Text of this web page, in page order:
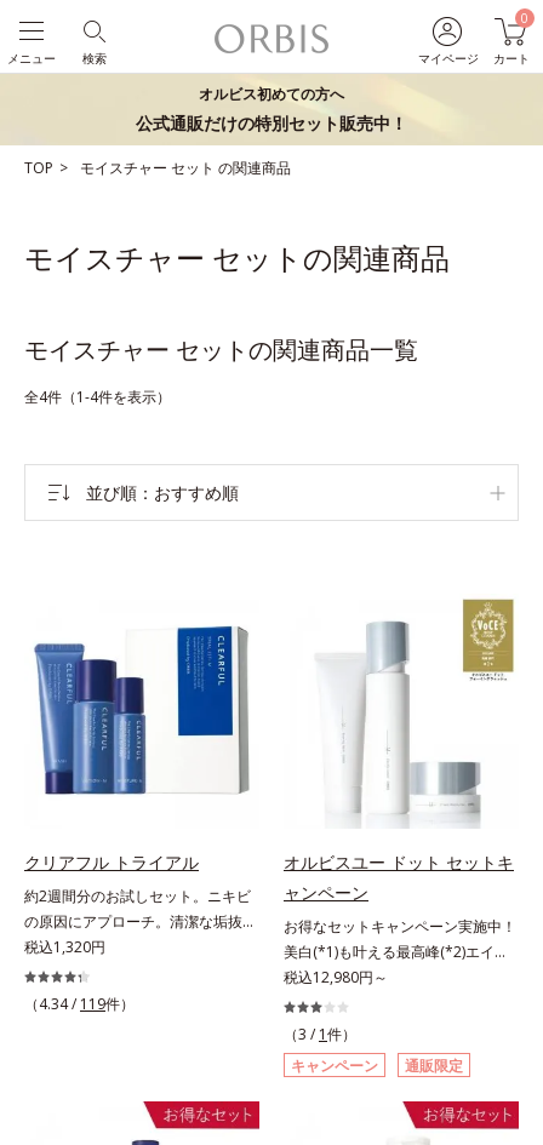
マイページ
0
カート
検索
メニュー
オルビス初めての方へ
公式通販だけの特別セット販売中！
TOP モイスチャー セット の関連商品
モイスチャー セットの関連商品
モイスチャー セットの関連商品一覧
全4件（1-4件を表示）
並び順 おすすめ順
クリアフル トライアル
約2週間分のお試しセット。ニキビ
の原因にアプローチ。清潔な垢抜け
肌(*1)へ。「ニキビをくり返してし
まう」「毛穴目立ちが気になる」
「マスク生活であごや口まわりのニ
の目立ち」の両方にWでアプローチ
する、薬用ニキビ対策スキンケアシ
税込1,320円
（4.34 / 119件）
オルビスユー ドット セットキ
ャンペーン
お得なセットキャンペーン実施中！
美白(*1)も叶える最高峰(*2)エイジ
ングケア(*3)。ハリも透明感(*4)も
結果主義。年齢サイン(*5)の因子に
着目した肌科学エイジングケア(*3)
シリーズ。オルビスユー ドットシ
リーズは、年齢による肌悩み一つ一
つを対処するのではなく、肌で起き
ていることの根本原因に着目。加齢
税込12,980円～
（3 / 1件）
キャンペーン
通販限定